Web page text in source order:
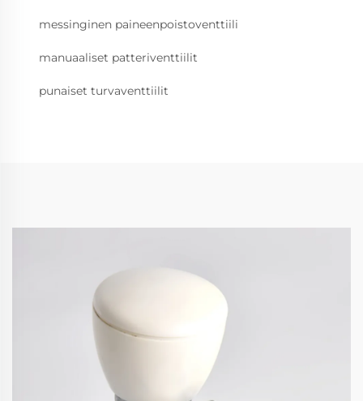
messinginen paineenpoistoventtiili
manuaaliset patteriventtiilit
punaiset turvaventtiilit